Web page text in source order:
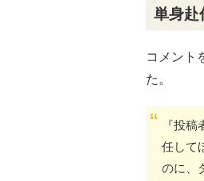
単身赴
コメント
た。
『投
任して
のに、